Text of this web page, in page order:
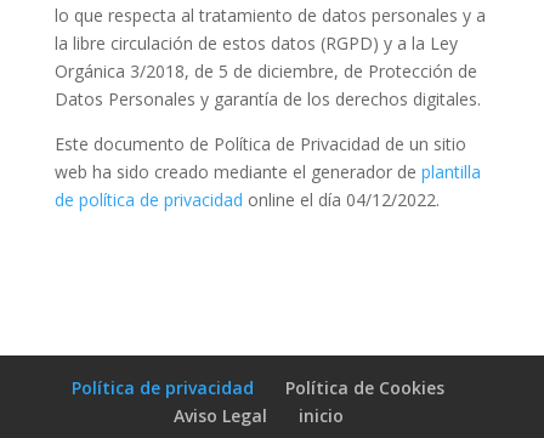
lo que respecta al tratamiento de datos personales y a
la libre circulación de estos datos (RGPD) y a la Ley
Orgánica 3/2018, de 5 de diciembre, de Protección de
Datos Personales y garantía de los derechos digitales.
Este documento de Política de Privacidad de un sitio
web ha sido creado mediante el generador de plantilla
de política de privacidad online el día 04/12/2022.
Política de privacidad
Política de Cookies
Aviso Legal
inicio